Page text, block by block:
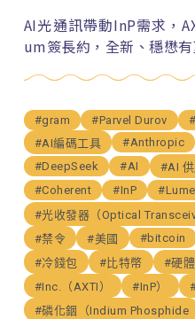
AI光通訊帶動InP需求，
um簽長約，全新、穩懋
#gram #Parvel Durov
#AI編碼工具
#Anthropic
#DeepSeek
#AI #AI
#Coherent
#InP
#光收發器（Optical
#禁令
#美國 #bitcoin
#冷錢包
#比特幣 #硬
#Inc.（AXTI）
#InP）
#磷化銦（Indium Phosphide